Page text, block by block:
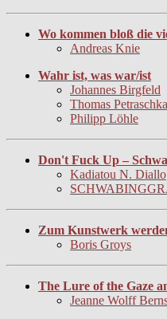
Wo kommen bloß die
Andreas Knie
Wahr ist, was war/ist
Johannes Birgfeld
Thomas Petraschka
Philipp Löhle
Don't Fuck Up –
Kadiatou N. Diallo
Zum Kunstwerk
Boris Groys
The Lure of the Gaze
Jeanne Wolff